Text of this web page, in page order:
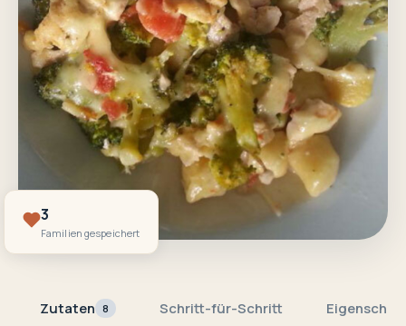
3
Familien gespeichert
Zutaten 8 Schritt-für-Schritt